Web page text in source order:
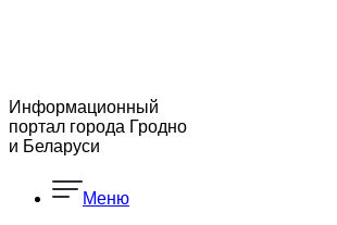
Информационный
портал города Гродно
и Беларуси
Меню